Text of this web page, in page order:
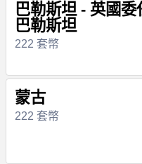
巴勒斯坦 - 英國委
巴勒斯坦
222 套幣
蒙古
222 套幣